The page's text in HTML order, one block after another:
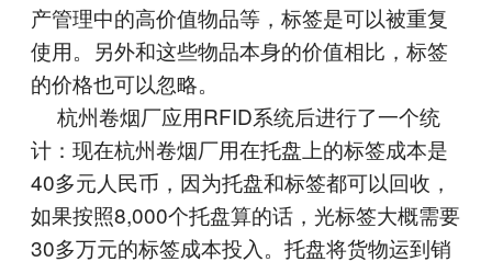
产管理中的高价值物品等，标签是可以被重复
使用。另外和这些物品本身的价值相比，标签
的价格也可以忽略。
杭州卷烟厂应用RFID系统后进行了一个统
计：现在杭州卷烟厂用在托盘上的标签成本是
40多元人民币，因为托盘和标签都可以回收，
如果按照8,000个托盘算的话，光标签大概需要
30多万元的标签成本投入。托盘将货物运到销